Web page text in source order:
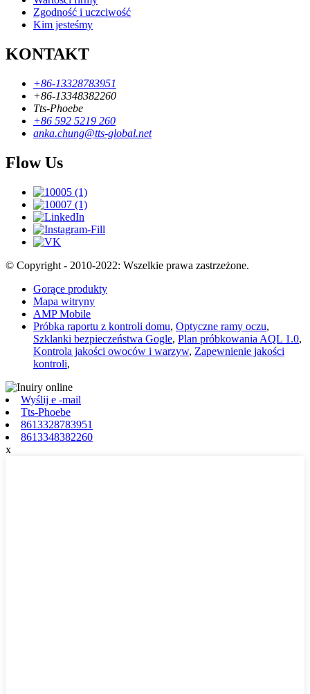
Zgodność i uczciwość
Kim jesteśmy
KONTAKT
+86-13328783951
+86-13348382260
Tts-Phoebe
+86 592 5219 260
anka.chung@tts-global.net
Flow Us
© Copyright - 2010-2022: Wszelkie prawa zastrzeżone.
Gorące produkty
Mapa witryny
AMP Mobile
Próbka raportu z kontroli domu, Optyczne ramy oczu,
Szklanki bezpieczeństwa Gogle, Plan próbkowania AQL 1.0,
Kontrola jakości owoców i warzyw, Zapewnienie jakości
kontroli,
Wyślij e -mail
Tts-Phoebe
8613328783951
8613348382260
x